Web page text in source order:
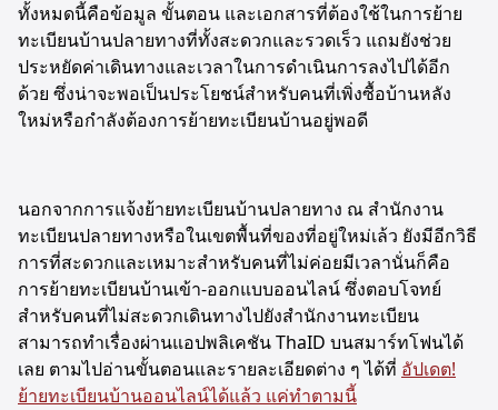
ทั้งหมดนี้คือข้อมูล ขั้นตอน และเอกสารที่ต้องใช้ในการย้าย
ทะเบียนบ้านปลายทางที่ทั้งสะดวกและรวดเร็ว แถมยังช่วย
ประหยัดค่าเดินทางและเวลาในการดำเนินการลงไปได้อีก
ด้วย ซึ่งน่าจะพอเป็นประโยชน์สำหรับคนที่เพิ่งซื้อบ้านหลัง
ใหม่หรือกำลังต้องการย้ายทะเบียนบ้านอยู่พอดี
นอกจากการแจ้งย้ายทะเบียนบ้านปลายทาง ณ สำนักงาน
ทะเบียนปลายทางหรือในเขตพื้นที่ของที่อยู่ใหม่เล้ว ยังมีอีกวิธี
การที่สะดวกและเหมาะสำหรับคนที่ไม่ค่อยมีเวลานั่นก็คือ
การย้ายทะเบียนบ้านเข้า-ออกแบบออนไลน์ ซึ่งตอบโจทย์
สำหรับคนที่ไม่สะดวกเดินทางไปยังสำนักงานทะเบียน
สามารถทำเรื่องผ่านแอปพลิเคชัน ThaID บนสมาร์ทโฟนได้
เลย ตามไปอ่านขั้นตอนและรายละเอียดต่าง ๆ ได้ที่ อัปเดต!
ย้ายทะเบียนบ้านออนไลน์ได้แล้ว แค่ทำตามนี้